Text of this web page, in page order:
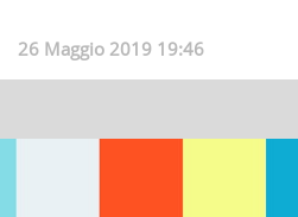
26 Maggio 2019 19:46